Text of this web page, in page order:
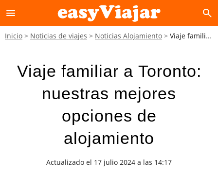
menu search
Inicio Noticias de viajes Noticias Alojamiento Viaje familiar a Toronto: nuestras mejores opciones de alojamiento
Viaje familiar a Toronto:
nuestras mejores
opciones de
alojamiento
Actualizado el 17 julio 2024 a las 14:17